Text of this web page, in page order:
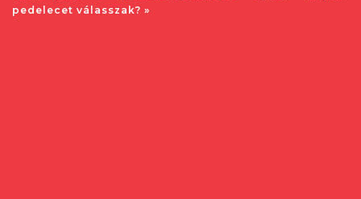
pedelecet válasszak? »